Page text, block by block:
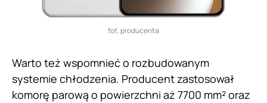
fot. producenta
Warto też wspomnieć o rozbudowanym
systemie chłodzenia. Producent zastosował
komorę parową o powierzchni aż 7700 mm² oraz